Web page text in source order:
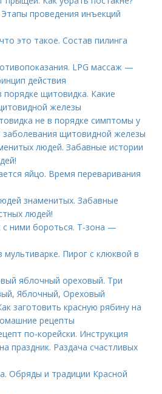
Этапы проведения инъекций
это такое. Состав пилинга
LPG массаж —
действия
щитовидка. Какие
железы
не в порядке симптомы у
щитовидной железы
людей. Забавные истории
яйцо. Время переваривания
знаменитых. Забавные
людей!
с ними бороться. Т-зона —
мультиварке. Пирог с клюквой в
яблочный ореховый. Три
Яблочный, Ореховый
заготовить красную рябину на
рецепты
по-корейски. Инструкция
праздник. Раздача счастливых
Обряды и традиции Красной